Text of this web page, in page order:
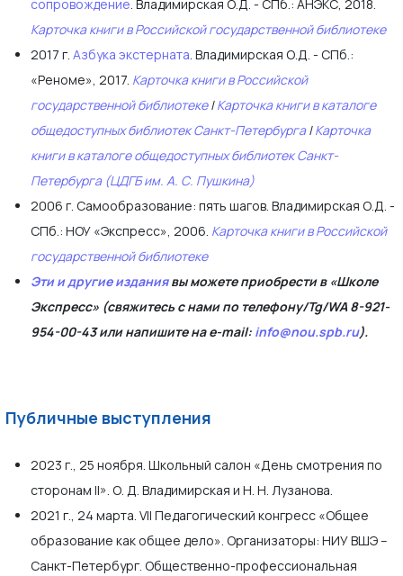
сопровождение. Владимирская О.Д. - СПб.: АНЭКС, 2018.
Карточка книги в Российской государственной библиотеке
2017 г. Азбука экстерната. Владимирская О.Д. - СПб.:
«Реноме», 2017. Карточка книги в Российской
государственной библиотеке|Карточка книги в каталоге
общедоступных библиотек Санкт-Петербурга|Карточка
книги в каталоге общедоступных библиотек Санкт-
Петербурга (ЦДГБ им. А. С. Пушкина)
2006 г. Самообразование: пять шагов. Владимирская О.Д. -
СПб.: НОУ «Экспресс», 2006. Карточка книги в Российской
государственной библиотеке
Эти и другие изданиявы можете приобрести в «Школе
Экспресс» (свяжитесь с нами по телефону/Tg/WA 8-921-
954-00-43 или напишите на e-mail: info@nou.spb.ru).
Публичные выступления
2023 г., 25 ноября. Школьный салон «День смотрения по
сторонам II». О. Д. Владимирская и Н. Н. Лузанова.
2021 г., 24 марта. VII Педагогический конгресс «Общее
образование как общее дело». Организаторы: НИУ ВШЭ –
Санкт-Петербург. Общественно-профессиональная